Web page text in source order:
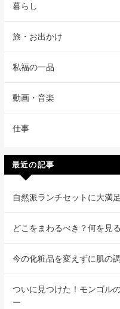
暮らし
旅・お出かけ
私福の一品
動画・音楽
仕事
最近の記事
自然派ランチセットに大満
どこをまわるべき？何を見
今の化粧品を変えずに肌の
ついに見つけた！モンゴル
ー